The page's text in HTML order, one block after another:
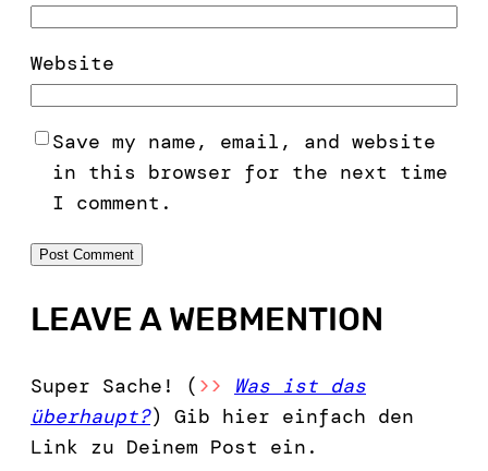
Website
Save my name, email, and website
in this browser for the next time
I comment.
LEAVE A WEBMENTION
Super Sache! ( >>
Was ist das
überhaupt?) Gib hier einfach den
Link zu Deinem Post ein.